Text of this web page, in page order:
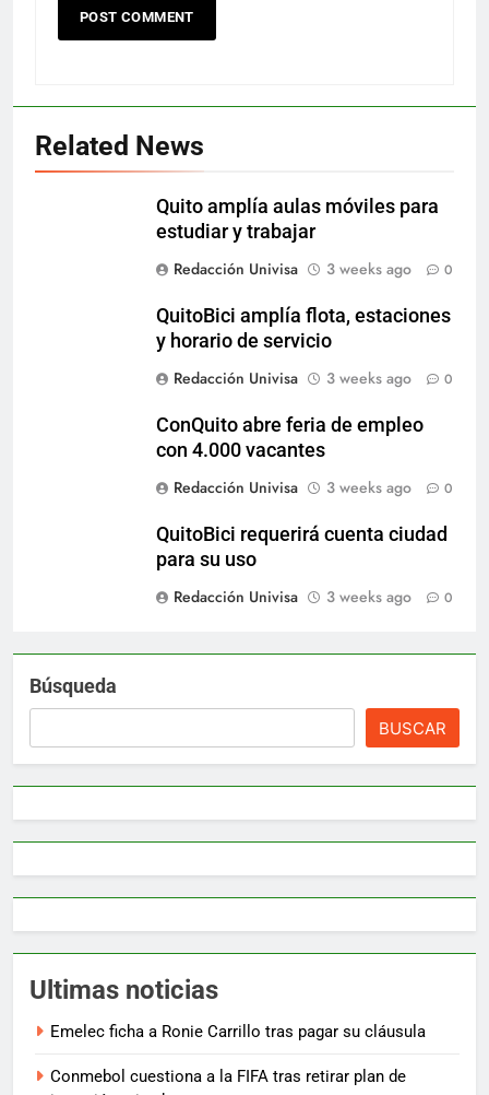
Related News
Quito amplía aulas móviles para
estudiar y trabajar
Redacción Univisa
3 weeks ago 0
QuitoBici amplía flota, estaciones
y horario de servicio
Redacción Univisa
3 weeks ago 0
ConQuito abre feria de empleo
con 4.000 vacantes
Redacción Univisa
3 weeks ago 0
QuitoBici requerirá cuenta ciudad
para su uso
Redacción Univisa
3 weeks ago 0
Búsqueda
BUSCAR
Ultimas noticias
Emelec ficha a Ronie Carrillo tras pagar su cláusula
Conmebol cuestiona a la FIFA tras retirar plan de